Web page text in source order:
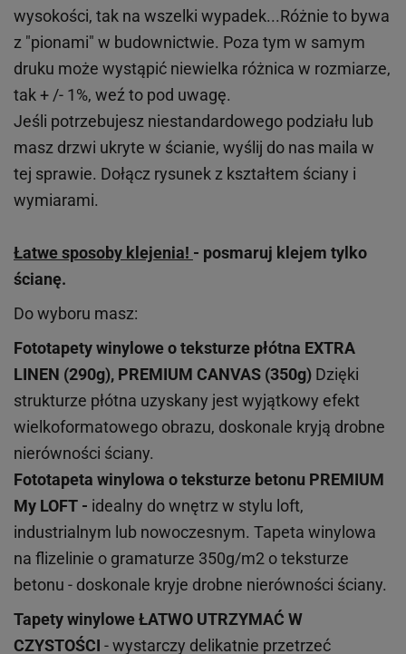
wysokości, tak na wszelki wypadek...Różnie to bywa
z "pionami" w budownictwie. Poza tym w samym
druku może wystąpić niewielka różnica w rozmiarze,
tak + /- 1%, weź to pod uwagę.
Jeśli potrzebujesz niestandardowego podziału lub
masz drzwi ukryte w ścianie, wyślij do nas maila w
tej sprawie. Dołącz rysunek z kształtem ściany i
wymiarami.
Łatwe sposoby klejenia! - posmaruj klejem tylko
ścianę.
Do wyboru masz:
Fototapety winylowe oteksturze płótna EXTRA
LINEN (290g), PREMIUM CANVAS (350g) Dzięki
strukturze płótna uzyskany jest wyjątkowy efekt
wielkoformatowego obrazu, doskonale kryją drobne
nierówności ściany.
Fototapeta winylowa oteksturze betonu PREMIUM
My LOFT - idealny do wnętrz w stylu loft,
industrialnym lub nowoczesnym. Tapeta winylowa
na flizelinie o gramaturze 350g/m2 o teksturze
betonu - doskonale kryje drobne nierówności ściany.
Tapety winyloweŁATWO UTRZYMAĆ W
CZYSTOŚCI - wystarczy delikatnie przetrzeć